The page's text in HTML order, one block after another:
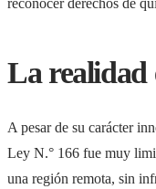
reconocer derechos de
La realidad
A pesar de su carácter
Ley N.° 166 fue muy
una región remota, sin